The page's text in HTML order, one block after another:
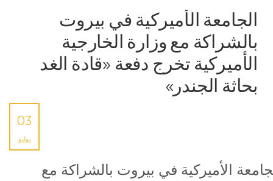
الجامعة الأميركية في بيروت
بالشراكة مع وزارة الخارجية
الأميركية تخرج دفعة «قادة الغد
بحاثة الجندر»
03
يوليو
الأميركية في بيروت بالشراكة مع